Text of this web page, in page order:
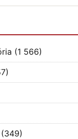
(1 566)
(349)